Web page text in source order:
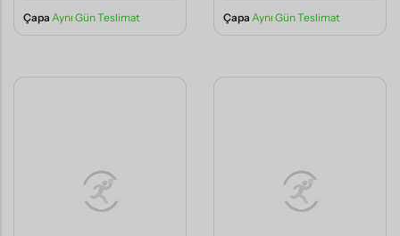
Çapa Aynı Gün Teslimat Çapa Aynı Gün Teslimat